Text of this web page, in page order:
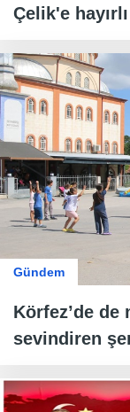
Çelik'e
Gündem
Körfez’de de
sevindiren